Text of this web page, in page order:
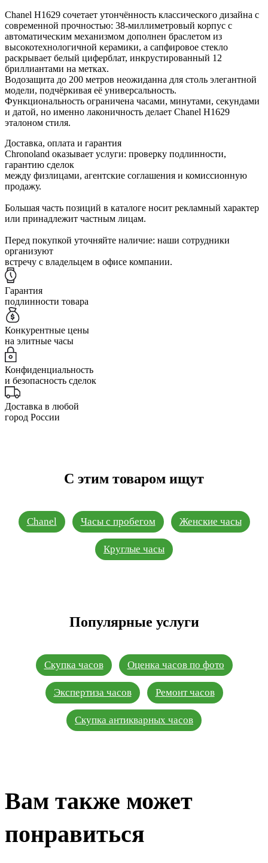
Chanel H1629 сочетает утончённость классического дизайна с
современной прочностью: 38-миллиметровый корпус с
автоматическим механизмом дополнен браслетом из
высокотехнологичной керамики, а сапфировое стекло
раскрывает белый циферблат, инкрустированный 12
бриллиантами на метках.
Водозащита до 200 метров неожиданна для столь элегантной
модели, подчёркивая её универсальность.
Функциональность ограничена часами, минутами, секундами
и датой, но именно лаконичность делает Chanel H1629
эталоном стиля.
Доставка, оплата и гарантия
Chronoland оказывает услуги: проверку подлинности,
гарантию сделок
между физлицами, агентские соглашения и комиссионную
продажу.
Большая часть позиций в каталоге носит рекламный характер
или принадлежит частным лицам.
Перед покупкой уточняйте наличие: наши сотрудники
организуют
встречу с владельцем в офисе компании.
Гарантия
подлинности товара
Конкурентные цены
на элитные часы
Конфиденциальность
и безопасность сделок
Доставка в любой
город России
С этим товаром ищут
Chanel Часы с пробегом Женские часы
Круглые часы
Популярные услуги
Скупка часов Оценка часов по фото
Экспертиза часов Ремонт часов
Скупка антикварных часов
Вам также может
понравиться